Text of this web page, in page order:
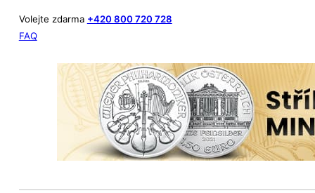
Volejte zdarma +420 800 720 728
FAQ